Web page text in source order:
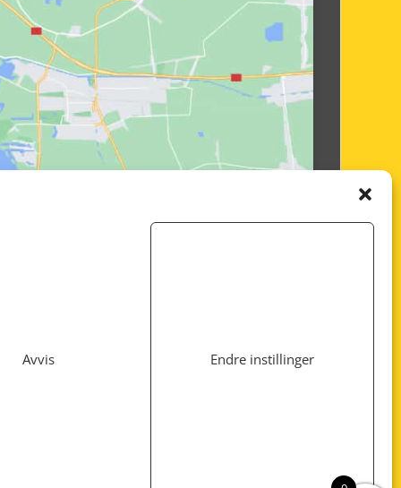
Avvis Endre instillinger